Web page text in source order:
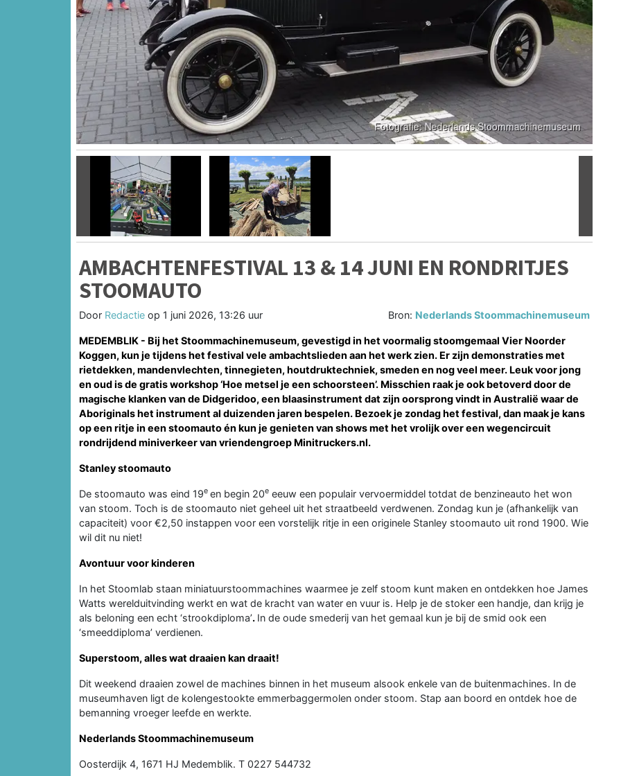
Vorige
AMBACHTENFESTIVAL 13 & 14 JUNI EN RONDRITJES
STOOMAUTO
Door Redactie op 1 juni 2026, 13:26 uur Bron: Nederlands Stoommachinemuseum
MEDEMBLIK - Bij het Stoommachinemuseum, gevestigd in het voormalig stoomgemaal Vier Noorder
Koggen, kun je tijdens het festival vele ambachtslieden aan het werk zien. Er zijn demonstraties met
rietdekken, mandenvlechten, tinnegieten, houtdruktechniek, smeden en nog veel meer. Leuk voor jong
en oud is de gratis workshop ‘Hoe metsel je een schoorsteen’. Misschien raak je ook betoverd door de
magische klanken van de Didgeridoo, een blaasinstrument dat zijn oorsprong vindt in Australië waar de
Aboriginals het instrument al duizenden jaren bespelen. Bezoek je zondag het festival, dan maak je kans
op een ritje in een stoomauto én kun je genieten van shows met het vrolijk over een wegencircuit
rondrijdend miniverkeer van vriendengroep Minitruckers.nl.
Stanley stoomauto
De stoomauto was eind 19e en begin 20e eeuw een populair vervoermiddel totdat de benzineauto het won
van stoom. Toch is de stoomauto niet geheel uit het straatbeeld verdwenen. Zondag kun je (afhankelijk van
capaciteit) voor €2,50 instappen voor een vorstelijk ritje in een originele Stanley stoomauto uit rond 1900. Wie
wil dit nu niet!
Avontuur voor kinderen
In het Stoomlab staan miniatuurstoommachines waarmee je zelf stoom kunt maken en ontdekken hoe James
Watts werelduitvinding werkt en wat de kracht van water en vuur is. Help je de stoker een handje, dan krijg je
als beloning een echt ‘strookdiploma’. In de oude smederij van het gemaal kun je bij de smid ook een
‘smeeddiploma’ verdienen.
Superstoom, alles wat draaien kan draait!
Dit weekend draaien zowel de machines binnen in het museum alsook enkele van de buitenmachines. In de
museumhaven ligt de kolengestookte emmerbaggermolen onder stoom. Stap aan boord en ontdek hoe de
bemanning vroeger leefde en werkte.
Nederlands Stoommachinemuseum
Oosterdijk 4, 1671 HJ Medemblik. T 0227 544732